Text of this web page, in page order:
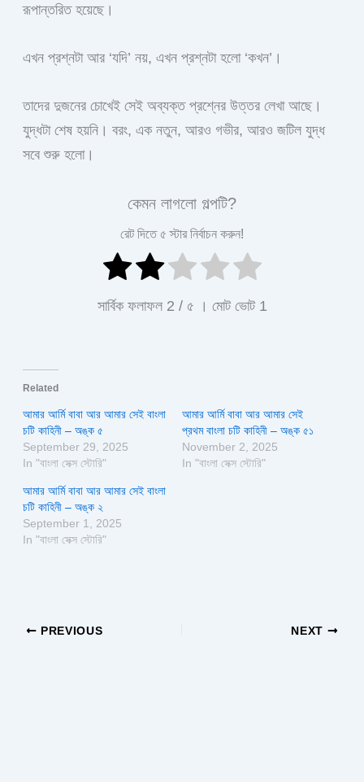
রূপান্তরিত হয়েছে।
এখন প্রশ্নটা আর ‘যদি’ নয়, এখন প্রশ্নটা হলো ‘কখন’।
তাদের দুজনের চোখেই সেই অব্যক্ত প্রশ্নের উত্তর লেখা আছে।
যুদ্ধটা শেষ হয়নি। বরং, এক নতুন, আরও গভীর, আরও জটিল যুদ্ধ
সবে শুরু হলো।
কেমন লাগলো গল্পটি?
রেট দিতে ৫ স্টার নির্বাচন করুন!
সার্বিক ফলাফল 2 / ৫ । মোট ভোট 1
Related
আমার আর্মি বাবা আর আমার সেই বাংলা
চটি কাহিনী – অঙ্ক ৫
September 29, 2025
In "বাংলা সেক্স স্টোরি"
আমার আর্মি বাবা আর আমার সেই
প্রথম বাংলা চটি কাহিনী – অঙ্ক ৫১
November 2, 2025
In "বাংলা সেক্স স্টোরি"
আমার আর্মি বাবা আর আমার সেই বাংলা
চটি কাহিনী – অঙ্ক ২
September 1, 2025
In "বাংলা সেক্স স্টোরি"
PREVIOUS NEXT